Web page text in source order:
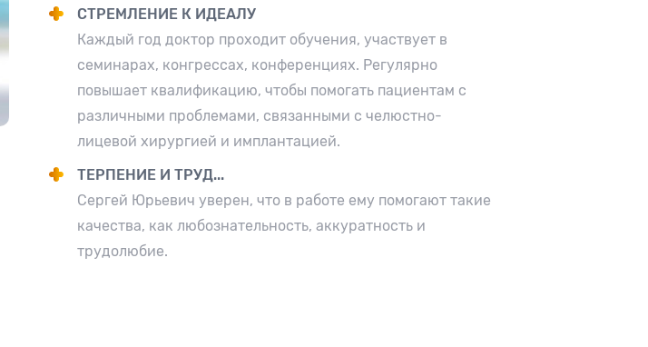
СТРЕМЛЕНИЕ К ИДЕАЛУ
Каждый год доктор проходит обучения, участвует в
семинарах, конгрессах, конференциях. Регулярно
повышает квалификацию, чтобы помогать пациентам с
различными проблемами, связанными с челюстно-
лицевой хирургией и имплантацией.
ТЕРПЕНИЕ И ТРУД...
Сергей Юрьевич уверен, что в работе ему помогают такие
качества, как любознательность, аккуратность и
трудолюбие.